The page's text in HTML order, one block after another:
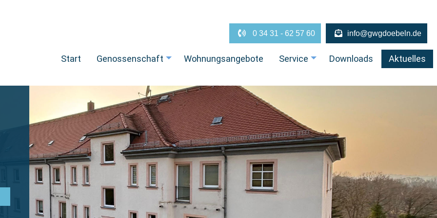
0 34 31 - 62 57 60 info@gwgdoebeln.de
Start Genossenschaft Wohnungsangebote Service Downloads Aktuelles